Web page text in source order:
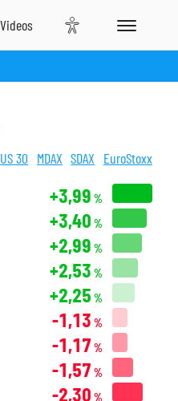
US 30 MDAX SDAX EuroStoxx
+3,99 %
+3,40 %
+2,99 %
+2,53 %
+2,25 %
-1,13 %
-1,17 %
-1,57 %
-2,30 %